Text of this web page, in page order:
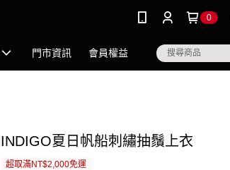
0
門市資訊 會員權益
INDIGO夏日帆船刺繡抽鬚上衣
超取滿NT$2,000免運